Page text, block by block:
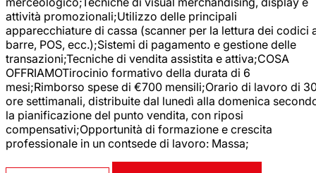
attività promozionali;Utilizzo delle principali
apparecchiature di cassa (scanner per la lettura dei codici
barre, POS, ecc.);Sistemi di pagamento e gestione delle
transazioni;Tecniche di vendita assistita e attiva;COSA
OFFRIAMOTirocinio formativo della durata di 6
mesi;Rimborso spese di €700 mensili;Orario di lavoro di
ore settimanali, distribuite dal lunedì alla domenica
la pianificazione del punto vendita, con riposi
compensativi;Opportunità di formazione e crescita
professionale in un contsede di lavoro: Massa;